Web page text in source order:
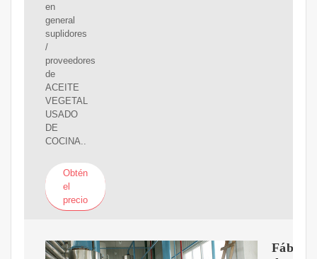
en
general
suplidores
/
proveedores
de
ACEITE
VEGETAL
USADO
DE
COCINA..
Obtén
el
precio
Fábrica